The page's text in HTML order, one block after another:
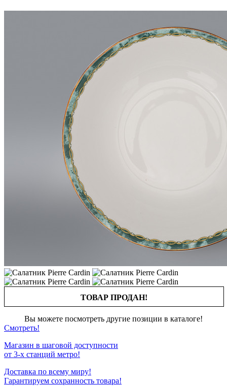
ТОВАР ПРОДАН!
Вы можете посмотреть другие позиции в каталоге!
Смотреть!
Магазин в шаговой доступности
от 3-х станций метро!
Доставка по всему миру!
Гарантируем сохранность товара!